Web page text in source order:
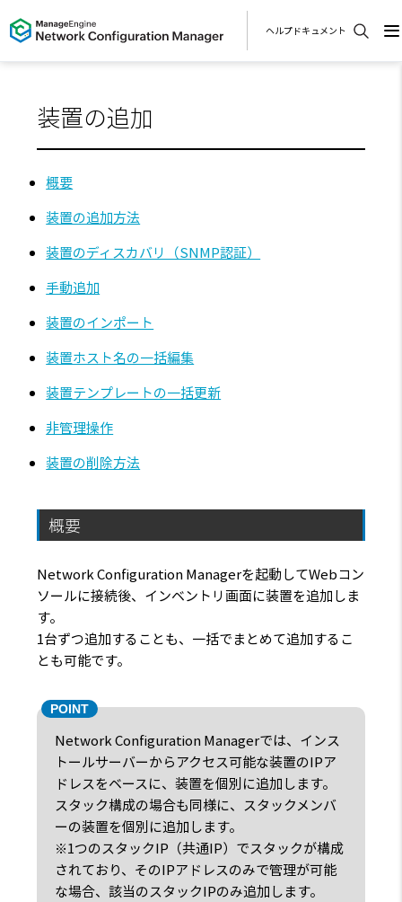
ヘルプドキュメント
装置の追加
概要
装置の追加方法
装置のディスカバリ（SNMP認証）
手動追加
装置のインポート
装置ホスト名の一括編集
装置テンプレートの一括更新
非管理操作
装置の削除方法
概要
Network Configuration Managerを起動してWebコン
ソールに接続後、インベントリ画面に装置を追加しま
す。
1台ずつ追加することも、一括でまとめて追加するこ
とも可能です。
Network Configuration Managerでは、インス
トールサーバーからアクセス可能な装置のIPア
ドレスをベースに、装置を個別に追加します。
スタック構成の場合も同様に、スタックメンバ
ーの装置を個別に追加します。
※1つのスタックIP（共通IP）でスタックが構成
されており、そのIPアドレスのみで管理が可能
な場合、該当のスタックIPのみ追加します。